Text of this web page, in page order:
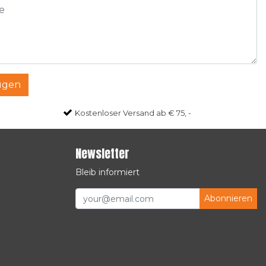
Kostenloser Versand ab € 75, -
Newsletter
Bleib informiert
Abonnieren